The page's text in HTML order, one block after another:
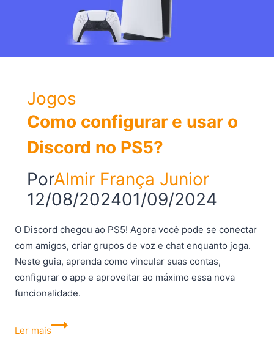
Maelstrom?
Jogos
Como configurar e usar o
Discord no PS5?
PorAlmir França Junior
12/08/202401/09/2024
O Discord chegou ao PS5! Agora você pode se conectar
com amigos, criar grupos de voz e chat enquanto joga.
Neste guia, aprenda como vincular suas contas,
configurar o app e aproveitar ao máximo essa nova
funcionalidade.
Ler mais
Como